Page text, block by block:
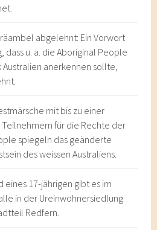
abgelehnt: Ein Vorwort
dass u. a. die Aboriginal People
Australien anerkennen sollte,
mit bis zu einer
für die Rechte der
spiegeln das geänderte
des weissen Australiens.
eines 17-jährigen gibt es im
in der Ureinwohnersiedlung
Redfern.